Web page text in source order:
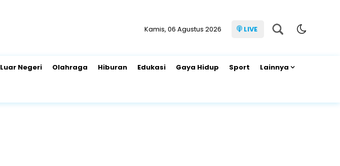
Kamis, 06 Agustus 2026 LIVE
Luar Negeri Olahraga Hiburan Edukasi Gaya Hidup Sport Lainnya